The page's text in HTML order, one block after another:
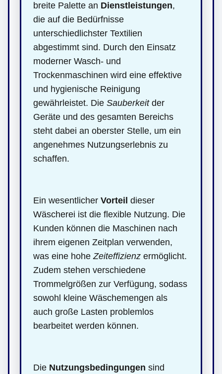
breite Palette an Dienstleistungen,
die auf die Bedürfnisse
unterschiedlichster Textilien
abgestimmt sind. Durch den Einsatz
moderner Wasch- und
Trockenmaschinen wird eine effektive
und hygienische Reinigung
gewährleistet. Die Sauberkeitder
Geräte und des gesamten Bereichs
steht dabei an oberster Stelle, um ein
angenehmes Nutzungserlebnis zu
schaffen.
Ein wesentlicher Vorteil dieser
Wäscherei ist die flexible Nutzung. Die
Kunden können die Maschinen nach
ihrem eigenen Zeitplan verwenden,
was eine hoheZeiteffizienz ermöglicht.
Zudem stehen verschiedene
Trommelgrößen zur Verfügung, sodass
sowohl kleine Wäschemengen als
auch große Lasten problemlos
bearbeitet werden können.
Die Nutzungsbedingungen sind